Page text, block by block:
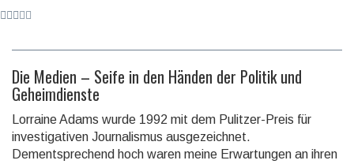
Die Medien – Seife in den Händen der Politik und
Geheimdienste
Lorraine Adams wurde 1992 mit dem Pulitzer-Preis für
investigativen Journalismus ausgezeichnet.
Dementsprechend hoch waren meine Erwartungen an ihren